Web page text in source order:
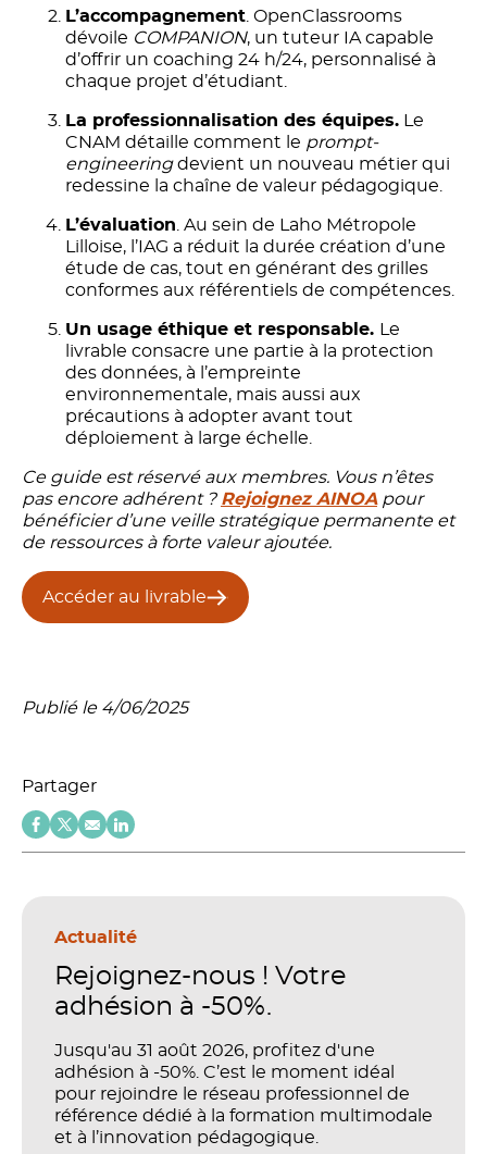
L’accompagnement. OpenClassrooms
dévoile COMPANION, un tuteur IA capable
d’offrir un coaching 24 h/24, personnalisé à
chaque projet d’étudiant.
La professionnalisation des équipes. Le
CNAM détaille comment le prompt-
engineeringdevient un nouveau métier qui
redessine la chaîne de valeur pédagogique.
L’évaluation. Au sein de Laho Métropole
Lilloise, l’IAG a réduit la durée création d’une
étude de cas, tout en générant des grilles
conformes aux référentiels de compétences.
Un usage éthique et responsable. Le
livrable consacre une partie à la protection
des données, à l’empreinte
environnementale, mais aussi aux
précautions à adopter avant tout
déploiement à large échelle.
Ce guide est réservé aux membres. Vous n’êtes
pas encore adhérent ? Rejoignez AINOApour
bénéficier d’une veille stratégique permanente et
de ressources à forte valeur ajoutée.
Accéder au livrable
Publié le 4/06/2025
Partager
Actualité
Rejoignez-nous ! Votre
adhésion à -50%.
Jusqu'au 31 août 2026, profitez d'une
adhésion à -50%. C’est le moment idéal
pour rejoindre le réseau professionnel de
référence dédié à la formation multimodale
et à l’innovation pédagogique.